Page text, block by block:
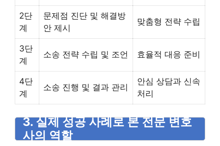
2단
계
문제점 진단 및 해결방
안 제시
맞춤형 전략 수립
3단
계
소송 전략 수립 및 조언 효율적 대응 준비
4단
계
소송 진행 및 결과 관리
안심 상담과 신속
처리
3. 실제 성공 사례로 본 전문 변호
사의 역할